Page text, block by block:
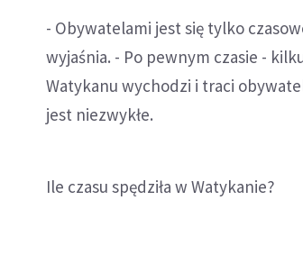
- Obywatelami jest się tylko
wyjaśnia. - Po pewnym czasie -
Watykanu wychodzi i traci
jest niezwykłe.
Ile czasu spędziła w Watykanie?